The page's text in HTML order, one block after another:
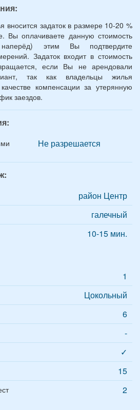
вносится задаток в размере 10-20 %
оплачиваете данную стоимость
этим Вы подтвердите
Задаток входит в стоимость
если Вы не арендовали
так как владельцы жилья
компенсации за утерянную
заездов.
Не разрешается
район Центр
галечный
10-15 мин.
1
Цокольный
6
-
✓
15
2